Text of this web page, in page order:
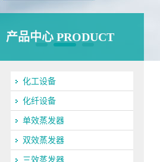
产品中心 PRODUCT
化工设备
化纤设备
单效蒸发器
双效蒸发器
三效蒸发器